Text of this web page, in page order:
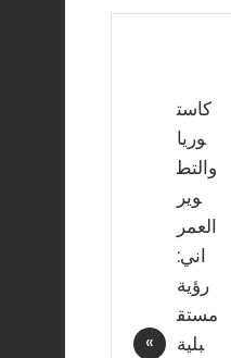
كاست
وريا
والتط
وير
العمر
اني:
رؤية
مستق
بلية